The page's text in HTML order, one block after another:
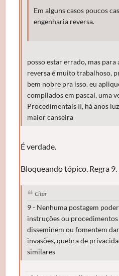
Em alguns casos poucos
engenharia reversa.
posso estar errado, mas
reversa é muito trabalhoso,
bem nobre pra isso. eu
compilados em pascal, uma
Procedimentais II, há anos
maior canseira
É verdade.
Bloqueando tópico. Regra 9.
Citar
9 - Nenhuma postagem
instruções ou procedimentos
disseminem ou fomentem
invasões, quebra de
similares